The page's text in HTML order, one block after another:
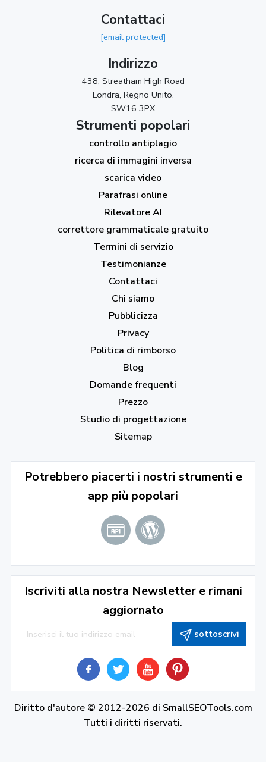
Contattaci
[email protected]
Indirizzo
438, Streatham High Road
Londra, Regno Unito.
SW16 3PX
Strumenti popolari
controllo antiplagio
ricerca di immagini inversa
scarica video
Parafrasi online
Rilevatore AI
correttore grammaticale gratuito
Termini di servizio
Testimonianze
Contattaci
Chi siamo
Pubblicizza
Privacy
Politica di rimborso
Blog
Domande frequenti
Prezzo
Studio di progettazione
Sitemap
Potrebbero piacerti i nostri strumenti e
app più popolari
Iscriviti alla nostra Newsletter e rimani
aggiornato
sottoscrivi
Diritto d'autore © 2012-2026 di SmallSEOTools.com
Tutti i diritti riservati.